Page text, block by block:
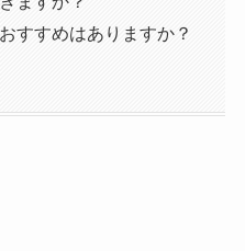
すすめはありますか？